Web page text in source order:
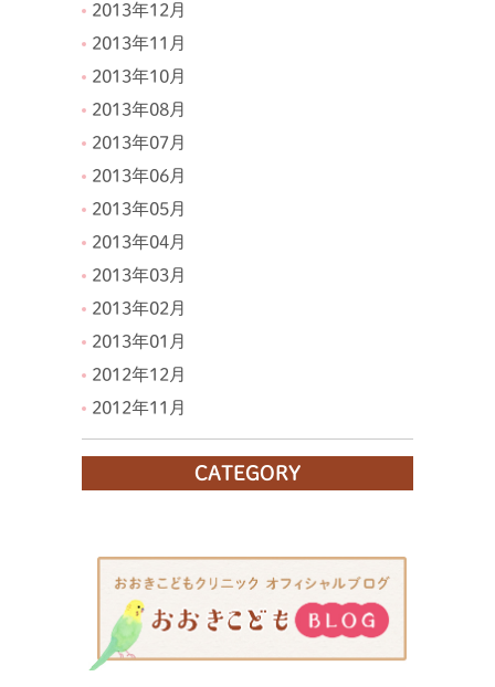
2013年12月
2013年11月
2013年10月
2013年08月
2013年07月
2013年06月
2013年05月
2013年04月
2013年03月
2013年02月
2013年01月
2012年12月
2012年11月
CATEGORY